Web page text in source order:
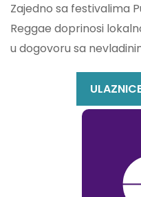
Zajedno sa festivalima
Reggae doprinosi
u dogovoru sa